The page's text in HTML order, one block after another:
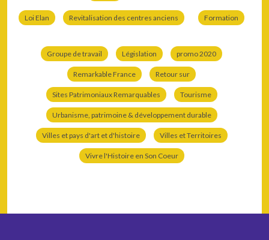
Loi Elan Revitalisation des centres anciens Formation
Groupe de travail Législation promo 2020
Remarkable France Retour sur
Sites Patrimoniaux Remarquables Tourisme
Urbanisme, patrimoine & développement durable
Villes et pays d'art et d'histoire Villes et Territoires
Vivre l'Histoire en Son Coeur